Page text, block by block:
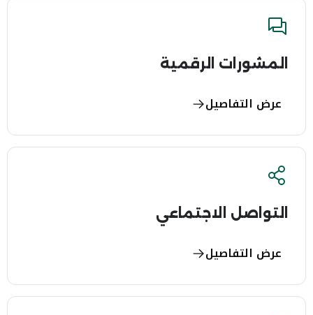
المشورات الرقمية
عرض التفاصيل
التواصل الاجتماعي
عرض التفاصيل